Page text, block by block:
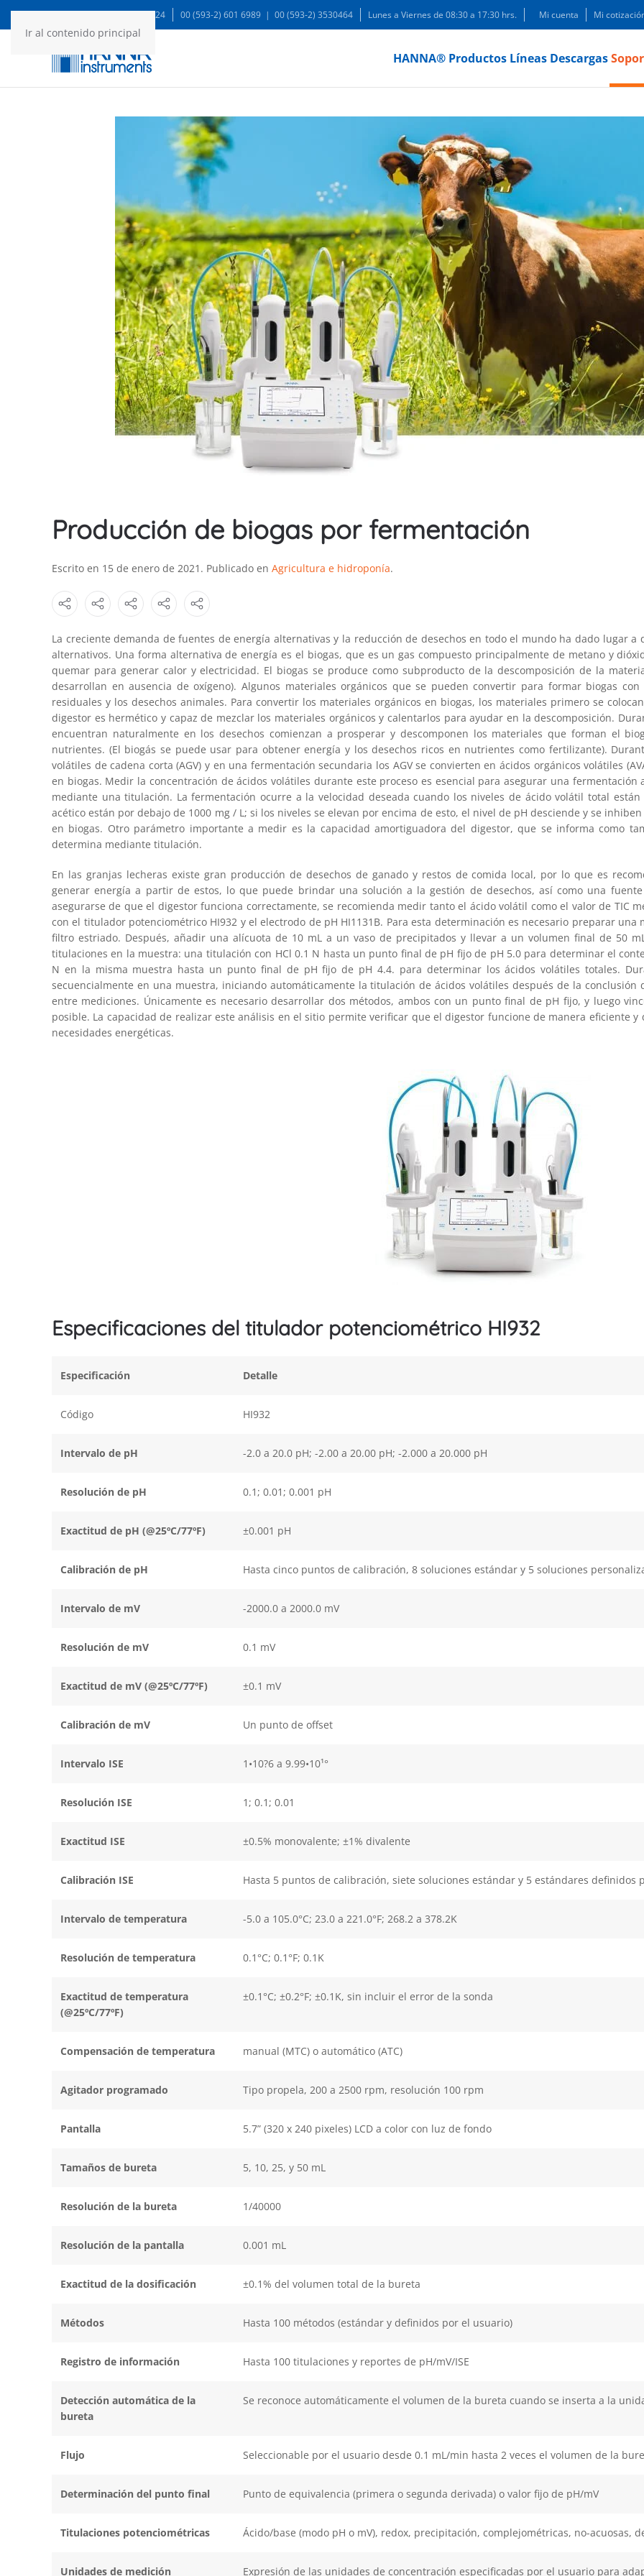
Ir al contenido principal
WA: 99935 1624 00 (593-2) 601 6989 | 00 (593-2) 3530464 Lunes a Viernes de 08:30 a 17:30 hrs. Mi cuenta Mi
HANNA® Productos Líneas Descargas
Producción de biogas por fermentación
Escrito en 15 de enero de 2021 . Publicado en Agricultura e hidroponía.
La creciente demanda de fuentes de energía alternativas y la reducción de desechos en todo el mundo ha dado lugar
alternativos. Una forma alternativa de energía es el biogas, que es un gas compuesto principalmente de metano y
quemar para generar calor y electricidad. El biogas se produce como subproducto de la descomposición de la
desarrollan en ausencia de oxígeno). Algunos materiales orgánicos que se pueden convertir para formar biogas
residuales y los desechos animales. Para convertir los materiales orgánicos en biogas, los materiales primero se
digestor es hermético y capaz de mezclar los materiales orgánicos y calentarlos para ayudar en la descomposición.
encuentran naturalmente en los desechos comienzan a prosperar y descomponen los materiales que forman el
nutrientes. (El biogás se puede usar para obtener energía y los desechos ricos en nutrientes como fertilizante).
volátiles de cadena corta (AGV) y en una fermentación secundaria los AGV se convierten en ácidos orgánicos volátiles
en biogas. Medir la concentración de ácidos volátiles durante este proceso es esencial para asegurar una
mediante una titulación. La fermentación ocurre a la velocidad deseada cuando los niveles de ácido volátil total
acético están por debajo de 1000 mg / L; si los niveles se elevan por encima de esto, el nivel de pH desciende y se
en biogas. Otro parámetro importante a medir es la capacidad amortiguadora del digestor, que se informa como
determina mediante titulación.
En las granjas lecheras existe gran producción de desechos de ganado y restos de comida local, por lo que es
generar energía a partir de estos, lo que puede brindar una solución a la gestión de desechos, así como una
asegurarse de que el digestor funciona correctamente, se recomienda medir tanto el ácido volátil como el valor de TIC
con el titulador potenciométrico HI932 y el electrodo de pH HI1131B. Para esta determinación es necesario preparar
filtro estriado. Después, añadir una alícuota de 10 mL a un vaso de precipitados y llevar a un volumen final de 50
titulaciones en la muestra: una titulación con HCl 0.1 N hasta un punto final de pH fijo de pH 5.0 para determinar el
N en la misma muestra hasta un punto final de pH fijo de pH 4.4. para determinar los ácidos volátiles totales.
secuencialmente en una muestra, iniciando automáticamente la titulación de ácidos volátiles después de la
entre mediciones. Únicamente es necesario desarrollar dos métodos, ambos con un punto final de pH fijo, y luego
posible. La capacidad de realizar este análisis en el sitio permite verificar que el digestor funcione de manera eficiente
necesidades energéticas.
Especificaciones del titulador potenciométrico HI932
Especificación Detalle
Código HI932
Intervalo de pH -2.0 a 20.0 pH; -2.00 a 20.00 pH; -2.000 a 20.000 pH
Resolución de pH 0.1; 0.01; 0.001 pH
Exactitud de pH (@25ºC/77ºF) ±0.001 pH
Calibración de pH Hasta cinco puntos de calibración, 8 soluciones estándar y 5 soluciones
Intervalo de mV -2000.0 a 2000.0 mV
Resolución de mV 0.1 mV
Exactitud de mV (@25ºC/77ºF) ±0.1 mV
Calibración de mV Un punto de offset
Intervalo ISE 1•10?6 a 9.99•10¹°
Resolución ISE 1; 0.1; 0.01
Exactitud ISE ±0.5% monovalente; ±1% divalente
Calibración ISE Hasta 5 puntos de calibración, siete soluciones estándar y 5 estándares definidos
Intervalo de temperatura -5.0 a 105.0°C; 23.0 a 221.0°F; 268.2 a 378.2K
Resolución de temperatura 0.1°C; 0.1°F; 0.1K
Exactitud de temperatura
(@25ºC/77ºF)
±0.1°C; ±0.2°F; ±0.1K, sin incluir el error de la sonda
Compensación de temperatura manual (MTC) o automático (ATC)
Agitador programado Tipo propela, 200 a 2500 rpm, resolución 100 rpm
Pantalla 5.7” (320 x 240 pixeles) LCD a color con luz de fondo
Tamaños de bureta 5, 10, 25, y 50 mL
Resolución de la bureta 1/40000
Resolución de la pantalla 0.001 mL
Exactitud de la dosificación ±0.1% del volumen total de la bureta
Métodos Hasta 100 métodos (estándar y definidos por el usuario)
Registro de información Hasta 100 titulaciones y reportes de pH/mV/ISE
Detección automática de la
bureta
Se reconoce automáticamente el volumen de la bureta cuando se inserta a la
Flujo Seleccionable por el usuario desde 0.1 mL/min hasta 2 veces el volumen de la
Determinación del punto final Punto de equivalencia (primera o segunda derivada) o valor fijo de pH/mV
Titulaciones potenciométricas Ácido/base (modo pH o mV), redox, precipitación, complejométricas, no-acuosas,
Unidades de medición Expresión de las unidades de concentración especificadas por el usuario para